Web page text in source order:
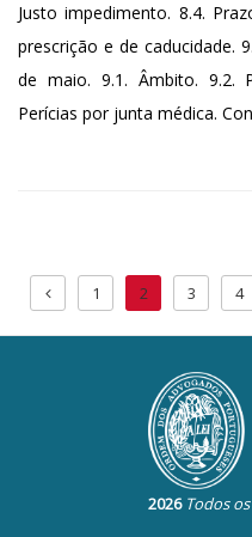
Justo impedimento. 8.4.
prescrição e de caducidade.
de maio. 9.1. Âmbito. 9.2.
Perícias por junta médica.
1 2 3 4
2026 Todos